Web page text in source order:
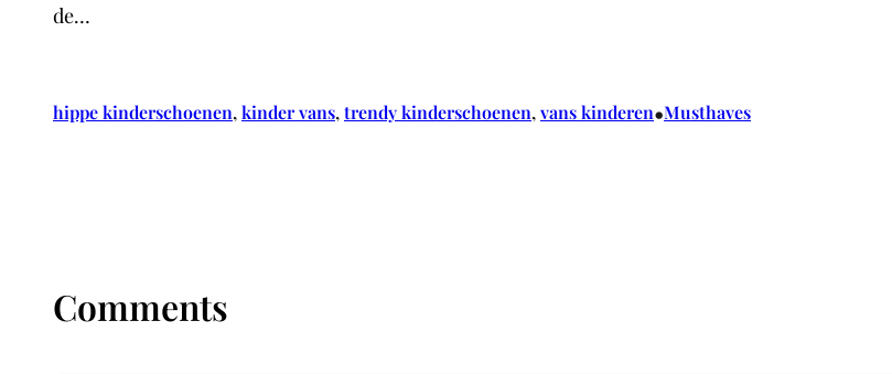
de…
hippe kinderschoenen, kinder vans, trendy kinderschoenen, vans kinderen•Musthaves
Comments